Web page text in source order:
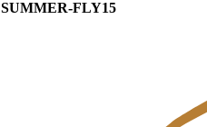
SUMMER-FLY15